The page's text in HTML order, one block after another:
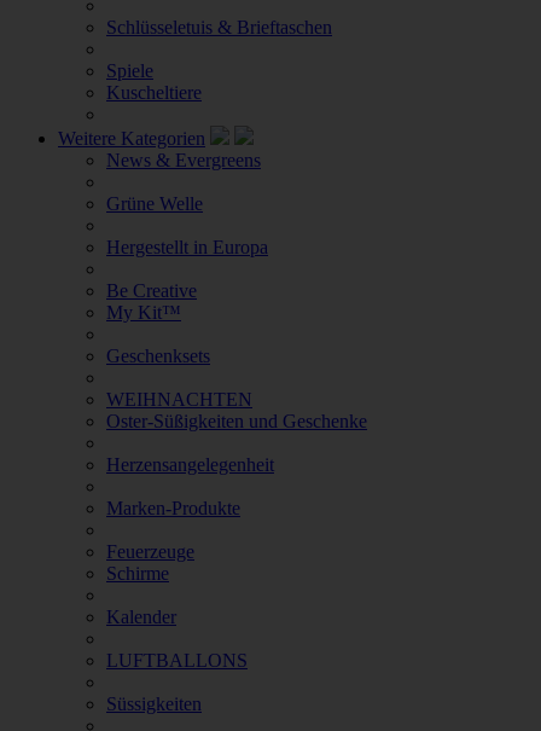
Schlüsseletuis & Brieftaschen
Spiele
Kuscheltiere
Weitere Kategorien
News & Evergreens
Grüne Welle
Hergestellt in Europa
Be Creative
My Kit™
Geschenksets
WEIHNACHTEN
Oster-Süßigkeiten und Geschenke
Herzensangelegenheit
Marken-Produkte
Feuerzeuge
Schirme
Kalender
LUFTBALLONS
Süssigkeiten